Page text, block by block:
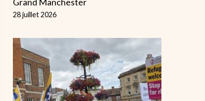
28 juillet 2026